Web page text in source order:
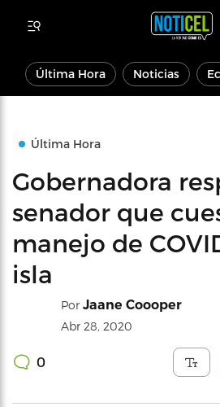
Última Hora Noticias
Última Hora
Gobernadora
senador que
manejo de
isla
Por Jaane Coooper
Abr 28, 2020
0